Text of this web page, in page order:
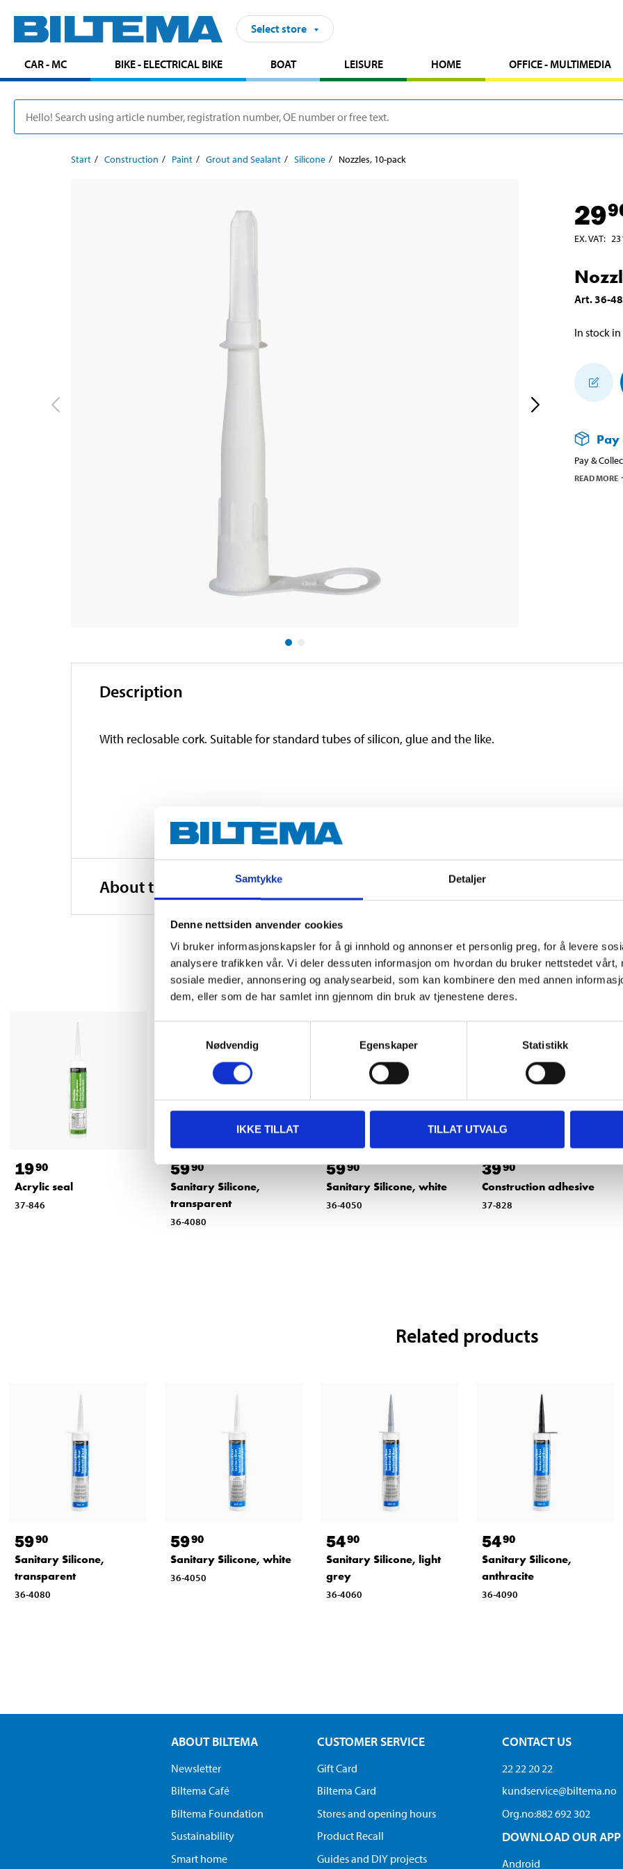
Samtykke Detaljer
Denne nettsiden anvender cookies
Vi bruker informasjonskapsler for å gi innhold og annonser et personlig preg, for å levere
analysere trafikken vår. Vi deler dessuten informasjon om hvordan du bruker nettstedet vårt,
sosiale medier, annonsering og analysearbeid, som kan kombinere den med annen
dem, eller som de har samlet inn gjennom din bruk av tjenestene deres.
Nødvendig
Egenskaper Statistikk
IKKE TILLAT TILLAT UTVALG
Select store
CAR - MC BIKE - ELECTRICAL BIKE BOAT LEISURE HOME OFFICE - MULTIMEDIA
Start Construction Paint Grout and Sealant Silicone Nozzles, 10-pack
29
EX. VAT: 23
Art.36-
In stock in
Pay
Pay &
READ MORE
Description
With reclosable cork. Suitable for standard tubes of silicon, glue and the like.
About the manufacturer
Other customers also bought
1990
Acrylic seal
37-846
5990
Sanitary Silicone,
transparent
36-4080
5990
Sanitary Silicone, white
36-4050
3990
Construction adhesive
37-828
Related products
5990
Sanitary Silicone,
transparent
36-4080
5990
Sanitary Silicone, white
36-4050
5490
Sanitary Silicone, light
grey
36-4060
5490
Sanitary Silicone,
anthracite
36-4090
ABOUT BILTEMA
Newsletter
Biltema Café
Biltema Foundation
Sustainability
Smart home
CUSTOMER SERVICE
Gift Card
Biltema Card
Stores and opening hours
Product Recall
Guides and DIY projects
CONTACT US
22 22 20 22
kundservice@biltema.no
Org.no:882 692 302
DOWNLOAD OUR APP
Android